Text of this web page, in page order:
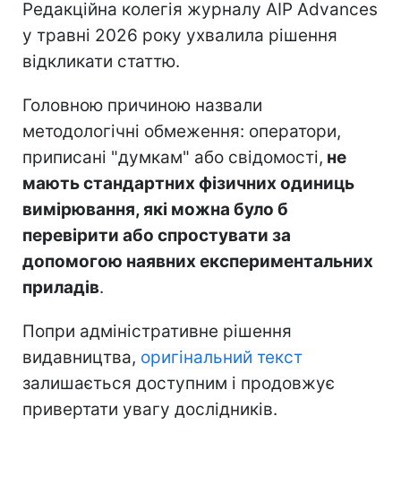
Редакційна колегія журналу AIP Advances
у травні 2026 року ухвалила рішення
відкликати статтю.
Головною причиною назвали
методологічні обмеження: оператори,
приписані "думкам" або свідомості, не
мають стандартних фізичних одиниць
вимірювання, які можна було б
перевірити або спростувати за
допомогою наявних експериментальних
приладів.
Попри адміністративне рішення
видавництва, оригінальний текст
залишається доступним і продовжує
привертати увагу дослідників.